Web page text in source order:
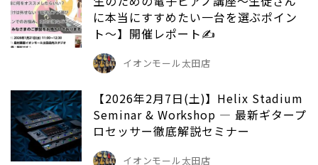
に本当にすすめたい一台を選ぶポイン
ト～】開催レポート✍
イオンモール太田店
【2026年2月7日(土)】Helix Stadium
Seminar & Workshop ― 最新ギタープ
ロセッサー徹底解説セミナー
イオンモール太田店